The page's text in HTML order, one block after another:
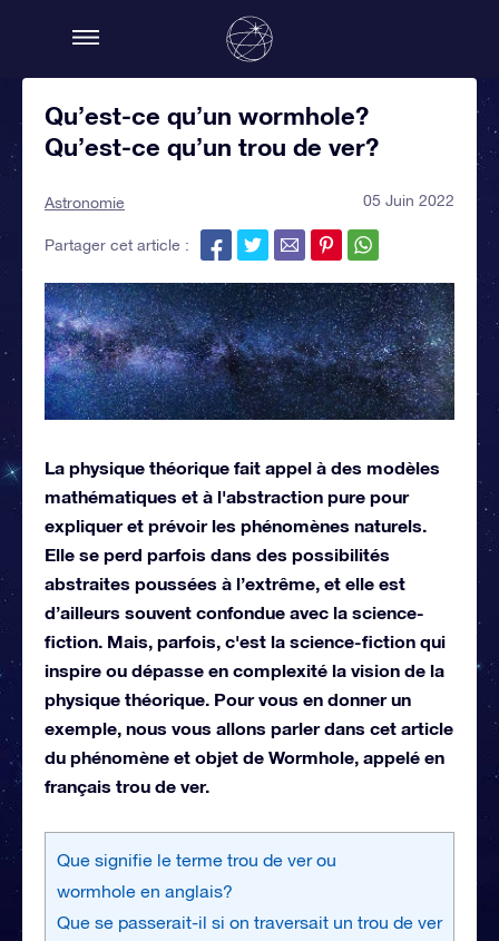
Qu’est-ce qu’un wormhole?
Qu’est-ce qu’un trou de ver?
Astronomie 05 Juin 2022
Partager cet article :
La physique théorique fait appel à des modèles
mathématiques et à l'abstraction pure pour
expliquer et prévoir les phénomènes naturels.
Elle se perd parfois dans des possibilités
abstraites poussées à l’extrême, et elle est
d’ailleurs souvent confondue avec la science-
fiction. Mais, parfois, c'est la science-fiction qui
inspire ou dépasse en complexité la vision de la
physique théorique. Pour vous en donner un
exemple, nous vous allons parler dans cet article
du phénomène et objet de Wormhole, appelé en
français trou de ver.
Que signifie le terme trou de ver ou
wormhole en anglais?
Que se passerait-il si on traversait un trou de ver